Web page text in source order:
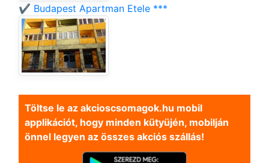
✔️ Budapest Apartman Etele ***
Töltse le az akcioscsomagok.hu mobil
applikációt, hogy minden kütyüjén, mobilján
önnel legyen az összes akciós szállás!